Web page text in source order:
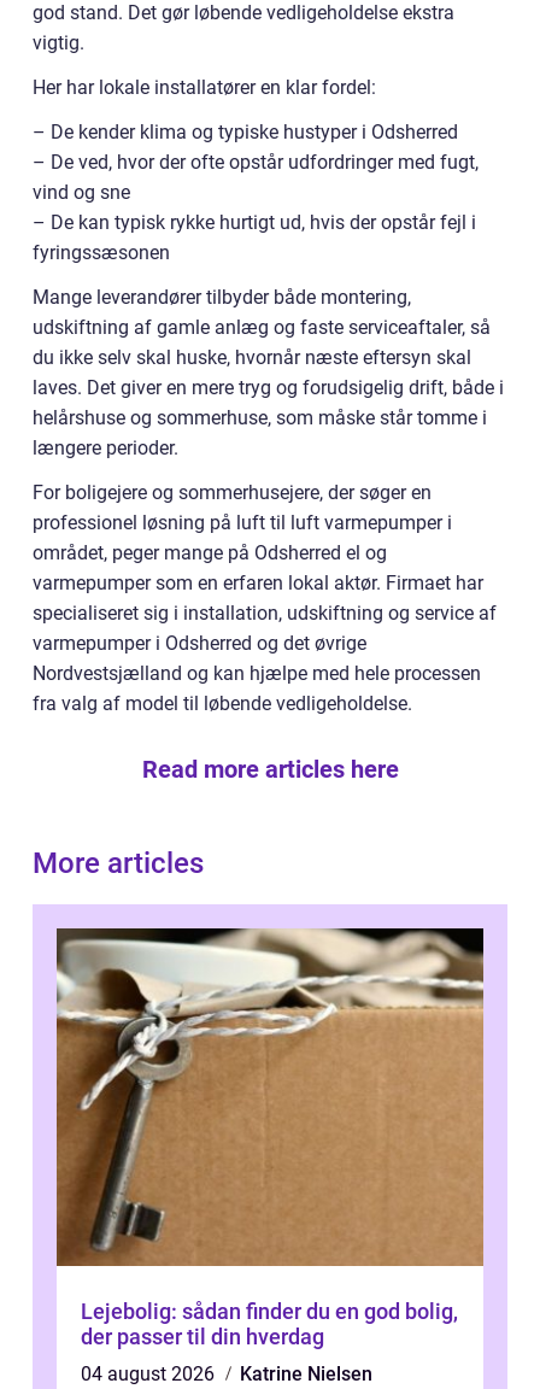
god stand. Det gør løbende vedligeholdelse ekstra
vigtig.
Her har lokale installatører en klar fordel:
– De kender klima og typiske hustyper i Odsherred
– De ved, hvor der ofte opstår udfordringer med fugt,
vind og sne
– De kan typisk rykke hurtigt ud, hvis der opstår fejl i
fyringssæsonen
Mange leverandører tilbyder både montering,
udskiftning af gamle anlæg og faste serviceaftaler, så
du ikke selv skal huske, hvornår næste eftersyn skal
laves. Det giver en mere tryg og forudsigelig drift, både i
helårshuse og sommerhuse, som måske står tomme i
længere perioder.
For boligejere og sommerhusejere, der søger en
professionel løsning på luft til luft varmepumper i
området, peger mange på Odsherred el og
varmepumper som en erfaren lokal aktør. Firmaet har
specialiseret sig i installation, udskiftning og service af
varmepumper i Odsherred og det øvrige
Nordvestsjælland og kan hjælpe med hele processen
fra valg af model til løbende vedligeholdelse.
Read more articles here
More articles
Lejebolig: sådan finder du en god bolig,
der passer til din hverdag
04 august 2026 Katrine Nielsen